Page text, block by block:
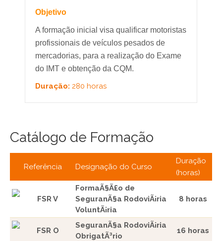
Objetivo
A formação inicial visa qualificar motoristas
profissionais de veículos pesados de
mercadorias, para a realização do Exame
do IMT e obtenção da CQM.
Duração: 280 horas
Catálogo de Formação
Referência Designação do Curso
Duração
(horas)
FSR V
FormaÃ§Ã£o de
SeguranÃ§a RodoviÃ¡ria
VoluntÃ¡ria
8 horas
FSR O
SeguranÃ§a RodoviÃ¡ria
ObrigatÃ³rio
16 horas